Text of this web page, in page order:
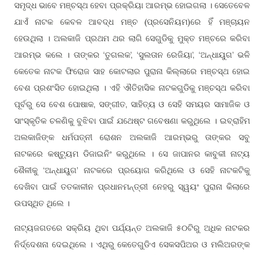
ସମୃଦ୍ଧ ଭାବେ ମଞ୍ଚସ୍ଥ ହେବା ପ୍ରକ୍ରିୟା ଆରମ୍ଭ ହୋଇଗଲା । ସେତେବେଳ
ଯାଏଁ ନାଟକ କେବଳ ଆବଦ୍ଧ ମଞ୍ଚ (ପ୍ରସେନିୟମ)ରେ ହିଁ ମଞ୍ଚାୟନ
ହେଉଥିଲା । ଅଲକାଜି ପ୍ରଥମ ଥର ଲାଗି ସେଗୁଡିକୁ ମୁକ୍ତ ମଞ୍ଚରେ କରିବା
ଆରମ୍ଭ କଲେ । ତାଙ୍କର ‘ତୁଗଲକ’, ‘ସୁଲତାନ ରେଜିୟା’, ‘ଅନ୍ଧାୟୁଗ’ ଭଳି
କେତେକ ନାଟକ ଫିରୋଜ ସାହ କୋଟଲାର ପୁରାନା କିଲ୍ଲାରେ ମଞ୍ଚସ୍ଥ ହୋଇ
ବେଶ ପ୍ରଶଂସିତ ହୋଇଥିଲା । ଏହି ଐତିହାସିକ ନାଟକଗୁଡିକୁ ମଞ୍ଚସ୍ଥ କରିବା
ପୂର୍ବରୁ ସେ ବେଶ ପୋଷାକ, ସଙ୍ଗୀତ, ସାହିତ୍ୟ ଓ ସେହି ସମୟର ସାମାଜିକ ଓ
ସାଂସ୍କୃତିକ ଚଳଣିକୁ ବୁଝିବା ପାଇଁ ଯଥେଷ୍ଟ ଗବେଷଣା କରୁଥିଲେ । ଇବ୍ରାହିମ
ଅଲକାଜିଙ୍କ ଧର୍ମପତ୍ନୀ ରୋଶନ ଅଲକାଜି ଆରମ୍ଭରୁ ତାଙ୍କର ସବୁ
ନାଟକରେ କଷ୍ଟ୍ୟୁମ ଡିଜାଇନିଂ କରୁଥିଲେ । ସେ ଜାପାନର କାବୁକୀ ନାଟ୍ୟ
ଶୈଳୀକୁ ‘ଅନ୍ଧାୟୁଗ’ ନାଟକରେ ପ୍ରୟୋଗ କରିଥିଲେ ଓ ସେହି ନାଟକଟିକୁ
ଦେଖିବା ପାଇଁ ତତକାଳୀନ ପ୍ରଧାନମନ୍ତ୍ରୀ ନେହରୁ ସ୍ୱୟଂ ପୁରାନା କିଲାରେ
ଉପସ୍ଥିତ ଥିଲେ ।
ନାଟ୍ୟଜଗତରେ ସକ୍ରିୟ ଥିବା ପର୍ଯ୍ୟନ୍ତ ଅଲକାଜି ୫୦ଟିରୁ ଅଧିକ ନାଟକର
ନିର୍ଦ୍ଦେଶନା ଦେଇଥିଲେ । ଏଥିରୁ କେତେଗୁଡିଏ ସେକସପିଅର ଓ ମଲିଅରଙ୍କ